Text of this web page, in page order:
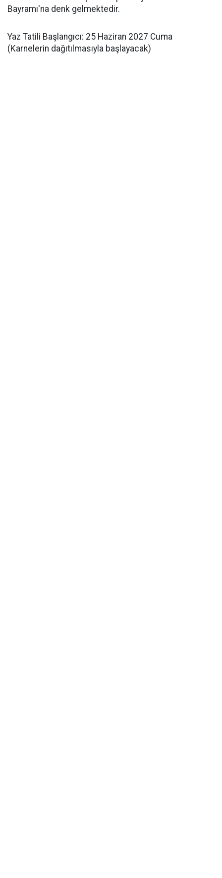
Bayramı'na denk gelmektedir.
Yaz Tatili Başlangıcı: 25 Haziran 2027 Cuma
(Karnelerin dağıtılmasıyla başlayacak)